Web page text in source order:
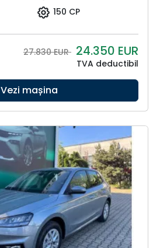
150 CP
27.830 EUR 24.350 EUR
TVA deductibil
Vezi mașina